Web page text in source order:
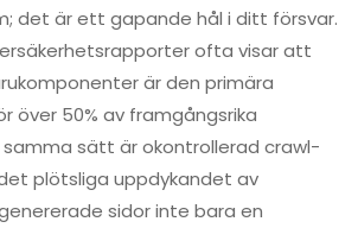
det är ett gapande hål i ditt försvar.
ofta visar att
är den primära
över 50% av framgångsrika
sätt är okontrollerad crawl-
plötsliga uppdykandet av
sidor inte bara en